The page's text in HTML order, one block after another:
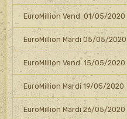
EuroMillion Vend. 01/05/2020
EuroMillion Mardi 05/05/2020
EuroMillion Vend. 15/05/2020
EuroMillion Mardi 19/05/2020
EuroMillion Mardi 26/05/2020